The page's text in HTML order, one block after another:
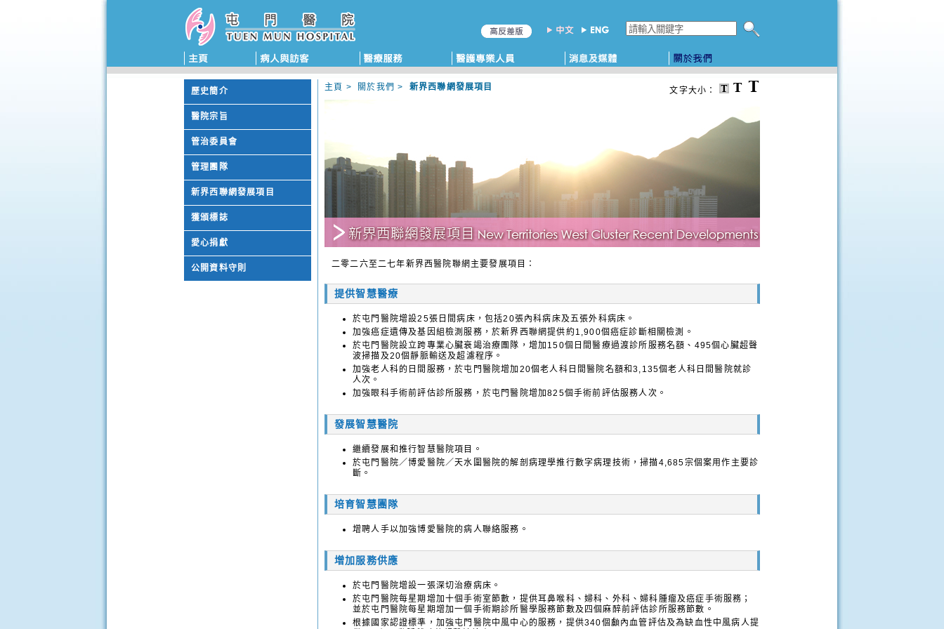
搜尋本網頁
歷史簡介
醫院宗旨
管治委員會
管理團隊
新界西聯網發展項目
獲頒標誌
愛心捐獻
公開資料守則
主頁 > 關於我們 > 新界西聯網發展項目 文字大小：
二零二六至二七年新界西醫院聯網主要發展項目：
提供智慧醫療
於屯門醫院增設25張日間病床，包括20張內科病床及五張外科病床。
加強癌症遺傳及基因組檢測服務，於新界西聯網提供約1,900個癌症診斷相關檢測。
於屯門醫院設立跨專業心臟衰竭治療團隊，增加150個日間醫療過渡診所服務名額、495個心臟超聲
波掃描及20個靜脈輸送及超濾程序。
加強老人科的日間服務，於屯門醫院增加20個老人科日間醫院名額和3,135個老人科日間醫院就診
人次。
加強眼科手術前評估診所服務，於屯門醫院增加825個手術前評估服務人次。
發展智慧醫院
繼續發展和推行智慧醫院項目。
於屯門醫院／博愛醫院／天水圍醫院的解剖病理學推行數字病理技術，掃描4,685宗個案用作主要診
斷。
培育智慧團隊
增聘人手以加強博愛醫院的病人聯絡服務。
增加服務供應
於屯門醫院增設一張深切治療病床。
於屯門醫院每星期增加十個手術室節數，提供耳鼻喉科、婦科、外科、婦科腫瘤及癌症手術服務；
並於屯門醫院每星期增加一個手術期診所醫學服務節數及四個麻醉前評估診所服務節數。
根據國家認證標準，加強屯門醫院中風中心的服務，提供340個顱內血管評估及為缺血性中風病人提